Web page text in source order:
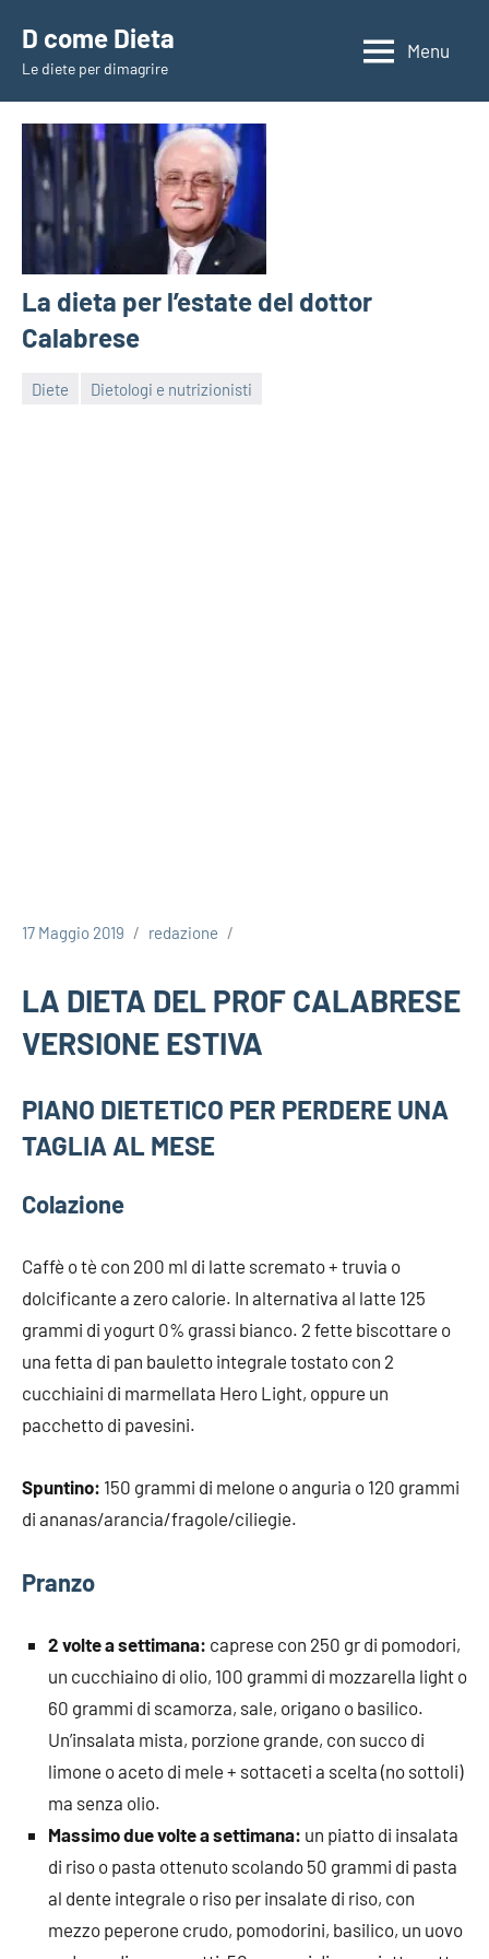
contenuto
D come Dieta
Le diete per dimagrire
Menu
La dieta per l’estate del dottor
Calabrese
Diete Dietologi e nutrizionisti
17 Maggio 2019 redazione
LA DIETA DEL PROF CALABRESE
VERSIONE ESTIVA
PIANO DIETETICO PER PERDERE UNA
TAGLIA AL MESE
Colazione
Caffè o tè con 200 ml di latte scremato + truvia o
dolcificante a zero calorie. In alternativa al latte 125
grammi di yogurt 0% grassi bianco. 2 fette biscottare o
una fetta di pan bauletto integrale tostato con 2
cucchiaini di marmellata Hero Light, oppure un
pacchetto di pavesini.
Spuntino: 150 grammi di melone o anguria o 120 grammi
di ananas/arancia/fragole/ciliegie.
Pranzo
2 volte a settimana: caprese con 250 gr di pomodori,
un cucchiaino di olio, 100 grammi di mozzarella light o
60 grammi di scamorza, sale, origano o basilico.
Un’insalata mista, porzione grande, con succo di
limone o aceto di mele + sottaceti a scelta (no sottoli)
ma senza olio.
Massimo due volte a settimana: un piatto di insalata
di riso o pasta ottenuto scolando 50 grammi di pasta
al dente integrale o riso per insalate di riso, con
mezzo peperone crudo, pomodorini, basilico, un uovo